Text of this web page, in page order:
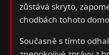
zůstává skryto,
chodbách tohoto
Současně s tímto